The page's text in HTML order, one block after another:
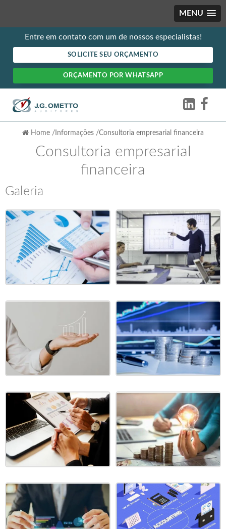
MENU
Entre em contato com um de nossos especialistas!
SOLICITE SEU ORÇAMENTO
ORÇAMENTO POR WHATSAPP
Home / Informações /Consultoria empresarial financeira
Consultoria empresarial
financeira
Galeria